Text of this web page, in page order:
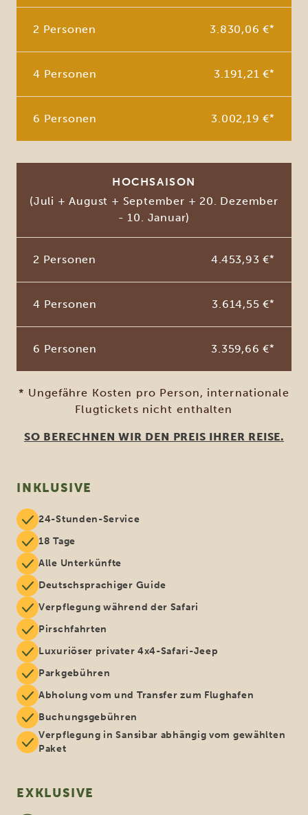
2 Personen 3.830,06 €*
4 Personen 3.191,21 €*
6 Personen 3.002,19 €*
HOCHSAISON
(Juli + August + September + 20. Dezember
- 10. Januar)
2 Personen 4.453,93 €*
4 Personen 3.614,55 €*
6 Personen 3.359,66 €*
* Ungefähre Kosten pro Person, internationale
Flugtickets nicht enthalten
SO BERECHNEN WIR DEN PREIS IHRER REISE.
INKLUSIVE
24-Stunden-Service
18 Tage
Alle Unterkünfte
Deutschsprachiger Guide
Verpflegung während der Safari
Pirschfahrten
Luxuriöser privater 4x4-Safari-Jeep
Parkgebühren
Abholung vom und Transfer zum Flughafen
Buchungsgebühren
Verpflegung in Sansibar abhängig vom gewählten
Paket
EXKLUSIVE